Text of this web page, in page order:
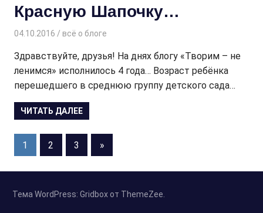
Красную Шапочку…
04.10.2016 Творогова Елена
всё о блоге
Здравствуйте, друзья! На днях блогу «Творим – не
ленимся» исполнилось 4 года… Возраст ребёнка
перешедшего в среднюю группу детского сада…
ЧИТАТЬ ДАЛЕЕ
Пагинация
записей
1 2 3
Следующие
записи
»
Тема WordPress: Gridbox от ThemeZee.